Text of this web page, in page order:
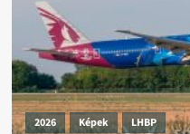
2026 Képek LHBP